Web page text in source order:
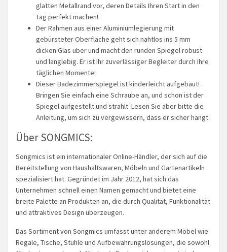
glatten Metallrand vor, deren Details Ihren Start in den
Tag perfekt machen!
Der Rahmen aus einer Aluminiumlegierung mit
gebürsteter Oberfläche geht sich nahtlos ins 5 mm
dicken Glas über und macht den runden Spiegel robust
und langlebig. Er ist Ihr zuverlässiger Begleiter durch Ihre
täglichen Momente!
Dieser Badezimmerspiegel ist kinderleicht aufgebaut!
Bringen Sie einfach eine Schraube an, und schon ist der
Spiegel aufgestellt und strahlt. Lesen Sie aber bitte die
Anleitung, um sich zu vergewissern, dass er sicher hängt
Über SONGMICS:
Songmics ist ein internationaler Online-Händler, der sich auf die
Bereitstellung von Haushaltswaren, Möbeln und Gartenartikeln
spezialisiert hat. Gegründet im Jahr 2012, hat sich das
Unternehmen schnell einen Namen gemacht und bietet eine
breite Palette an Produkten an, die durch Qualität, Funktionalität
und attraktives Design überzeugen.
Das Sortiment von Songmics umfasst unter anderem Möbel wie
Regale, Tische, Stühle und Aufbewahrungslösungen, die sowohl